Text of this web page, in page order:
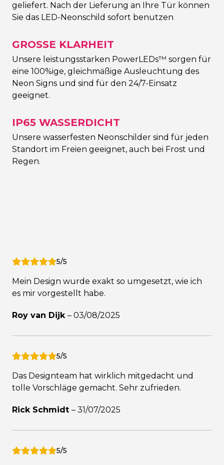
geliefert. Nach der Lieferung an Ihre Tür können
Sie das LED-Neonschild sofort benutzen
GROSSE KLARHEIT
Unsere leistungsstarken PowerLEDs™ sorgen für
eine 100%ige, gleichmäßige Ausleuchtung des
Neon Signs und sind für den 24/7-Einsatz
geeignet.
IP65 WASSERDICHT
Unsere wasserfesten Neonschilder sind für jeden
Standort im Freien geeignet, auch bei Frost und
Regen.
5/5
Mein Design wurde exakt so umgesetzt, wie ich
es mir vorgestellt habe.
Roy van Dijk – 03/08/2025
5/5
Das Designteam hat wirklich mitgedacht und
tolle Vorschläge gemacht. Sehr zufrieden.
Rick Schmidt – 31/07/2025
5/5